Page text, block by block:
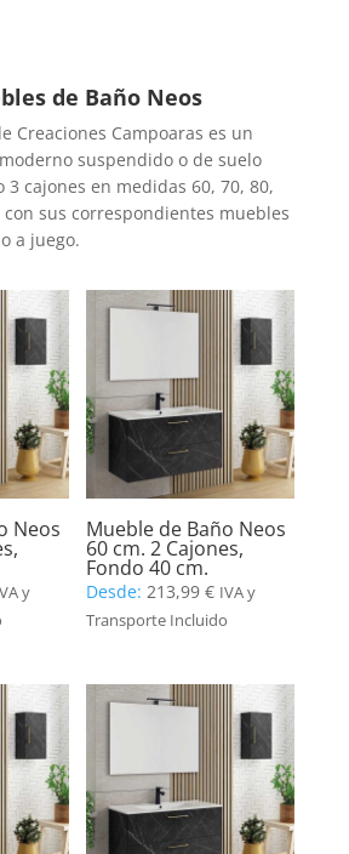
de Baño Neos
Creaciones Campoaras es un
suspendido o de suelo
cajones en medidas 60, 70, 80,
con sus correspondientes muebles
a juego.
Neos
y
Mueble de Baño Neos
60 cm. 2 Cajones,
Fondo 40 cm.
Desde:213,99€ IVA y
Transporte Incluido